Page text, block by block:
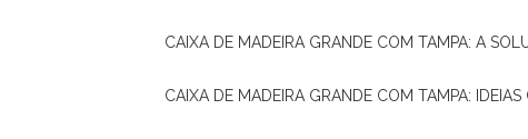
CAIXA DE MADEIRA GRANDE COM TAMPA: A
CAIXA DE MADEIRA GRANDE COM TAMPA: IDEIAS